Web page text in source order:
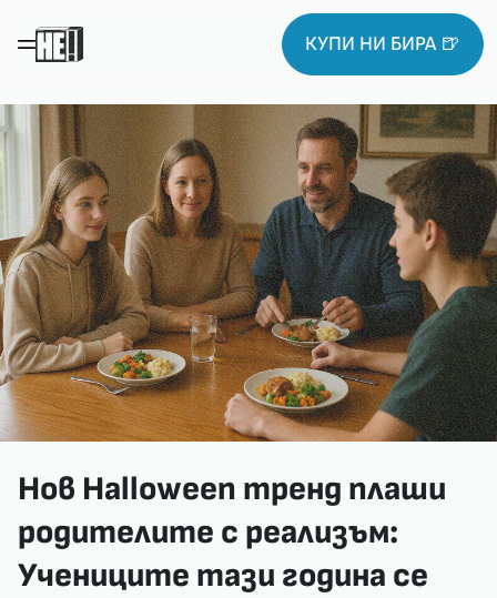
КУПИ НИ БИРА 🍺
Нов Halloween тренд плаши
родителите с реализъм:
Учениците тази година се